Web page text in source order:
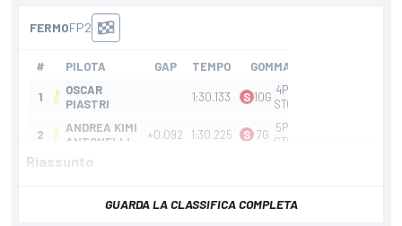
Riassunto
GUARDA LA CLASSIFICA COMPLETA